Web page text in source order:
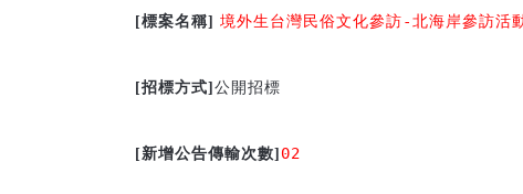
[標案名稱] 境外生台灣民俗文化參訪-北海岸參訪活
[招標方式] 公開招標
[新增公告傳輸次數] 02